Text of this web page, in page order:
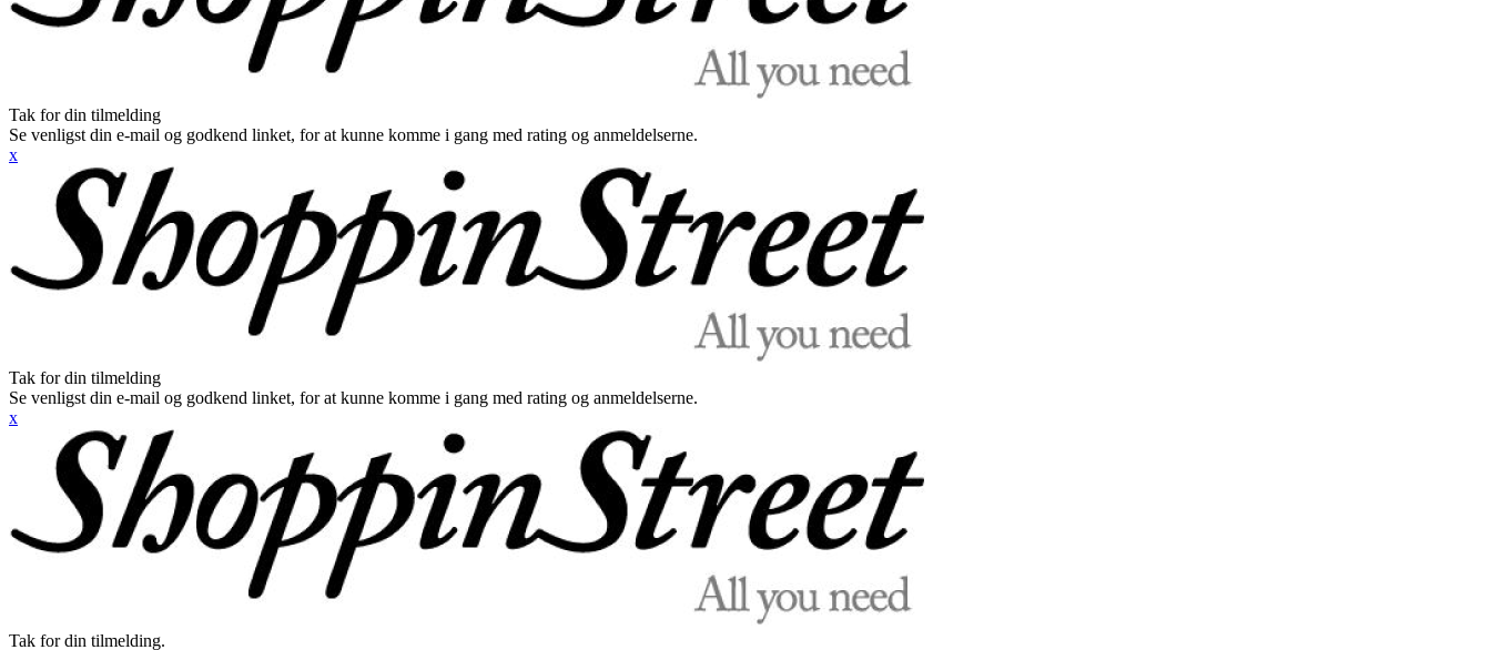
Tak for din tilmelding
Se venligst din e-mail og godkend linket, for at kunne komme i gang med rating og anmeldelserne.
x
Tak for din tilmelding
Se venligst din e-mail og godkend linket, for at kunne komme i gang med rating og anmeldelserne.
x
Tak for din tilmelding.